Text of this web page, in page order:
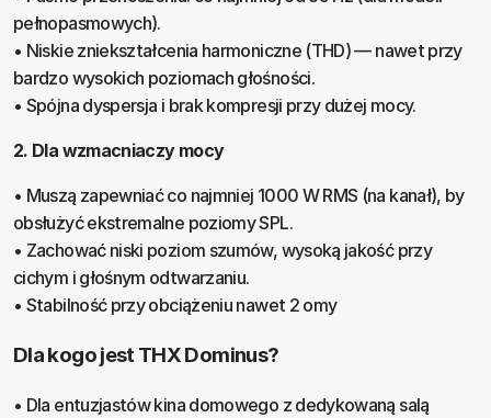
pełnopasmowych).
• Niskie zniekształcenia harmoniczne (THD) — nawet przy
bardzo wysokich poziomach głośności.
• Spójna dyspersja i brak kompresji przy dużej mocy.
2. Dla wzmacniaczy mocy
• Muszą zapewniać co najmniej 1000 W RMS (na kanał), by
obsłużyć ekstremalne poziomy SPL.
• Zachować niski poziom szumów, wysoką jakość przy
cichym i głośnym odtwarzaniu.
• Stabilność przy obciążeniu nawet 2 omy
Dla kogo jest THX Dominus?
• Dla entuzjastów kina domowego z dedykowaną salą